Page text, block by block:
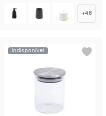
+48
Indisponível